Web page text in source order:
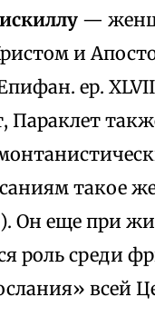
—
и
ер.
Параклет
такое
Он еще при
роль среди
всей